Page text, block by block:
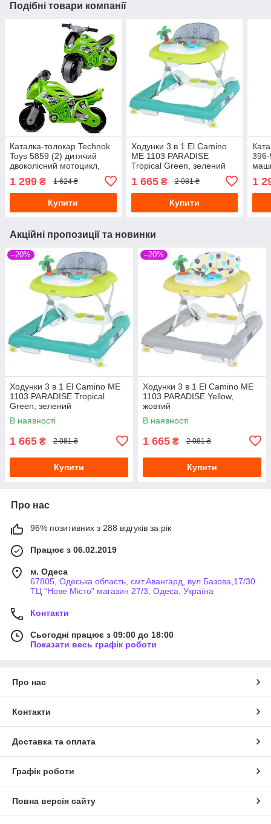
Подібні товари компанії
Каталка-толокар Technok
Toys 5859 (2) дитячий
двоколісний мотоцикл,
1 299 ₴ 1 624 ₴
Купити
Ходунки 3 в 1 El Camino
ME 1103 PARADISE
Tropical Green, зелений
1 665₴ 2 081 ₴
Купити
1
Акційні пропозиції та новинки
–20%
Ходунки 3 в 1 El Camino ME
1103 PARADISE Tropical
Green, зелений
В наявності
1 665 ₴ 2 081 ₴
Купити
–20%
Ходунки 3 в 1 El Camino ME
1103 PARADISE Yellow,
жовтий
В наявності
1 665 ₴ 2 081 ₴
Купити
Про нас
96% позитивних з 288 відгуків за рік
Працює з 06.02.2019
м. Одеса
67805, Одеська область, смт.Авангард, вул.Базова,17/30
ТЦ “Нове Місто” магазин 27/3, Одеса, Україна
Контакти
Сьогодні працює з 09:00 до 18:00
Показати весь графік роботи
Про нас
Контакти
Доставка та оплата
Графік роботи
Повна версія сайту